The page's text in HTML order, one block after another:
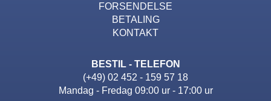
FORSENDELSE
BETALING
KONTAKT
BESTIL - TELEFON
(+49) 02 452 - 159 57 18
Mandag - Fredag 09:00 ur - 17:00 ur